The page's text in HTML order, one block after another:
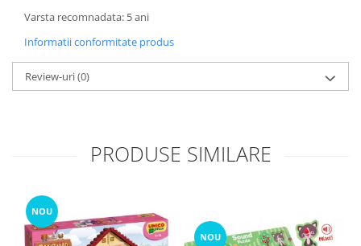
Varsta recomnadata: 5 ani
Informatii conformitate produs
Review-uri(0)
PRODUSE SIMILARE
NOU
NOU